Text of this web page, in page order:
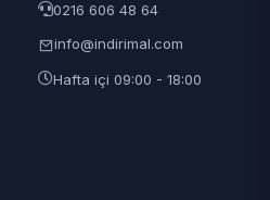
0216 606 48 64
info@indirimal.com
Hafta içi 09:00 - 18:00